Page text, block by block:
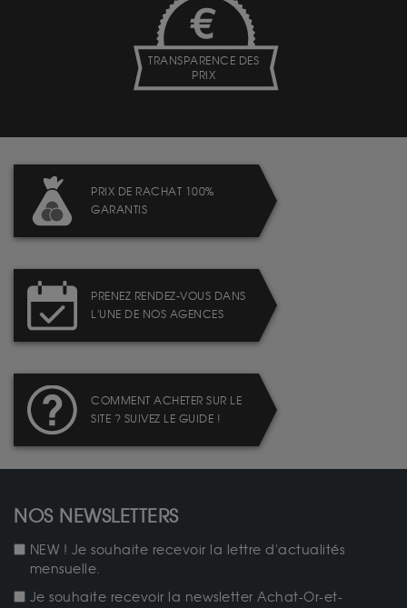
TRANSPARENCE DES
PRIX
PRIX DE RACHAT 100%
GARANTIS
PRENEZ RENDEZ-VOUS DANS
L'UNE DE NOS AGENCES
COMMENT ACHETER SUR LE
SITE ? SUIVEZ LE GUIDE !
NOS NEWSLETTERS
NEW ! Je souhaite recevoir la lettre d'actualités
mensuelle.
Je souhaite recevoir la newsletter Achat-Or-et-